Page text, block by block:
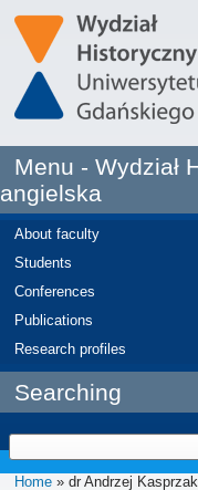
Menu - Wydział
angielska
About faculty
Students
Conferences
Publications
Research profiles
Searching
Home » dr Andrzej Kasprzak